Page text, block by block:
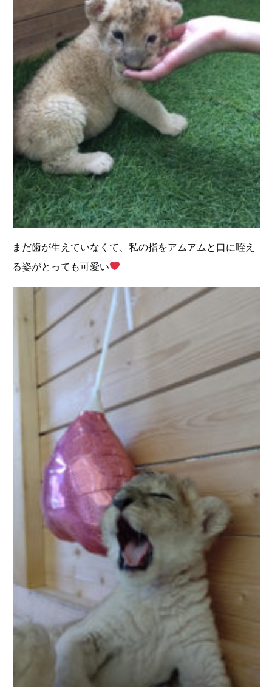
まだ歯が生えていなくて、私の指をアムアムと口に咥え
る姿がとっても可愛い